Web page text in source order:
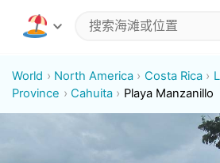
World North America Costa Rica
Province
Cahuita Playa Manzanillo